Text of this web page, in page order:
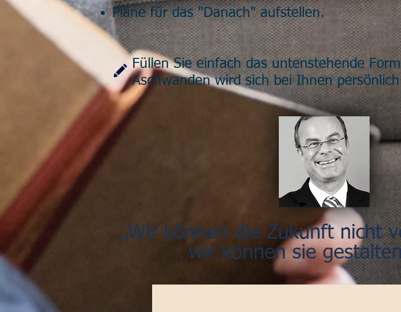
Pläne für das "Danach" aufstellen.
Füllen Sie einfach das untenstehende
Aschwanden wird sich bei Ihnen
„Wir können die Zukunft nicht
wir können sie